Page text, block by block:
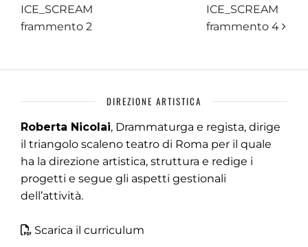
ICE_SCREAM
frammento 2
ICE_SCREAM
frammento 4
DIREZIONE ARTISTICA
Roberta Nicolai, Drammaturga e regista, dirige
il triangolo scaleno teatro di Roma per il quale
ha la direzione artistica, struttura e redige i
progetti e segue gli aspetti gestionali
dell’attività.
Scarica il curriculum